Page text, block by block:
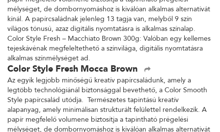
mélységet, de dombornyomáshoz is kiválóan alkalmas alternatívát
kínál. A papírcsaládnak jelenleg 13 tagja van, melyből 9 szín
világos tónusú, azaz digitális nyomtatásra is alkalmas színalap.
Color Style Fresh – Macchiato Brown 300g: Valóban egy kellemes
tejeskávénak megfeleltethető a színvilága, digitális nyomtatásra
alkalmas színmélységet ad.
Color Style Fresh Mocca Brown
Az egyik legjobb minőségű kreatív papírcsaládunk, amely a
legtöbb technológiánál biztonsággal bevethető, a Color Smooth
Style papírcsalád utódja. Természetes tapintású kreatív
alapanyag, amely minimálisan strukturált felülettel rendelkezik. A
papír megfelelő volumene biztosítja a tapintható prégelési
mélységet, de dombornyomáshoz is kiválóan alkalmas alternatívát